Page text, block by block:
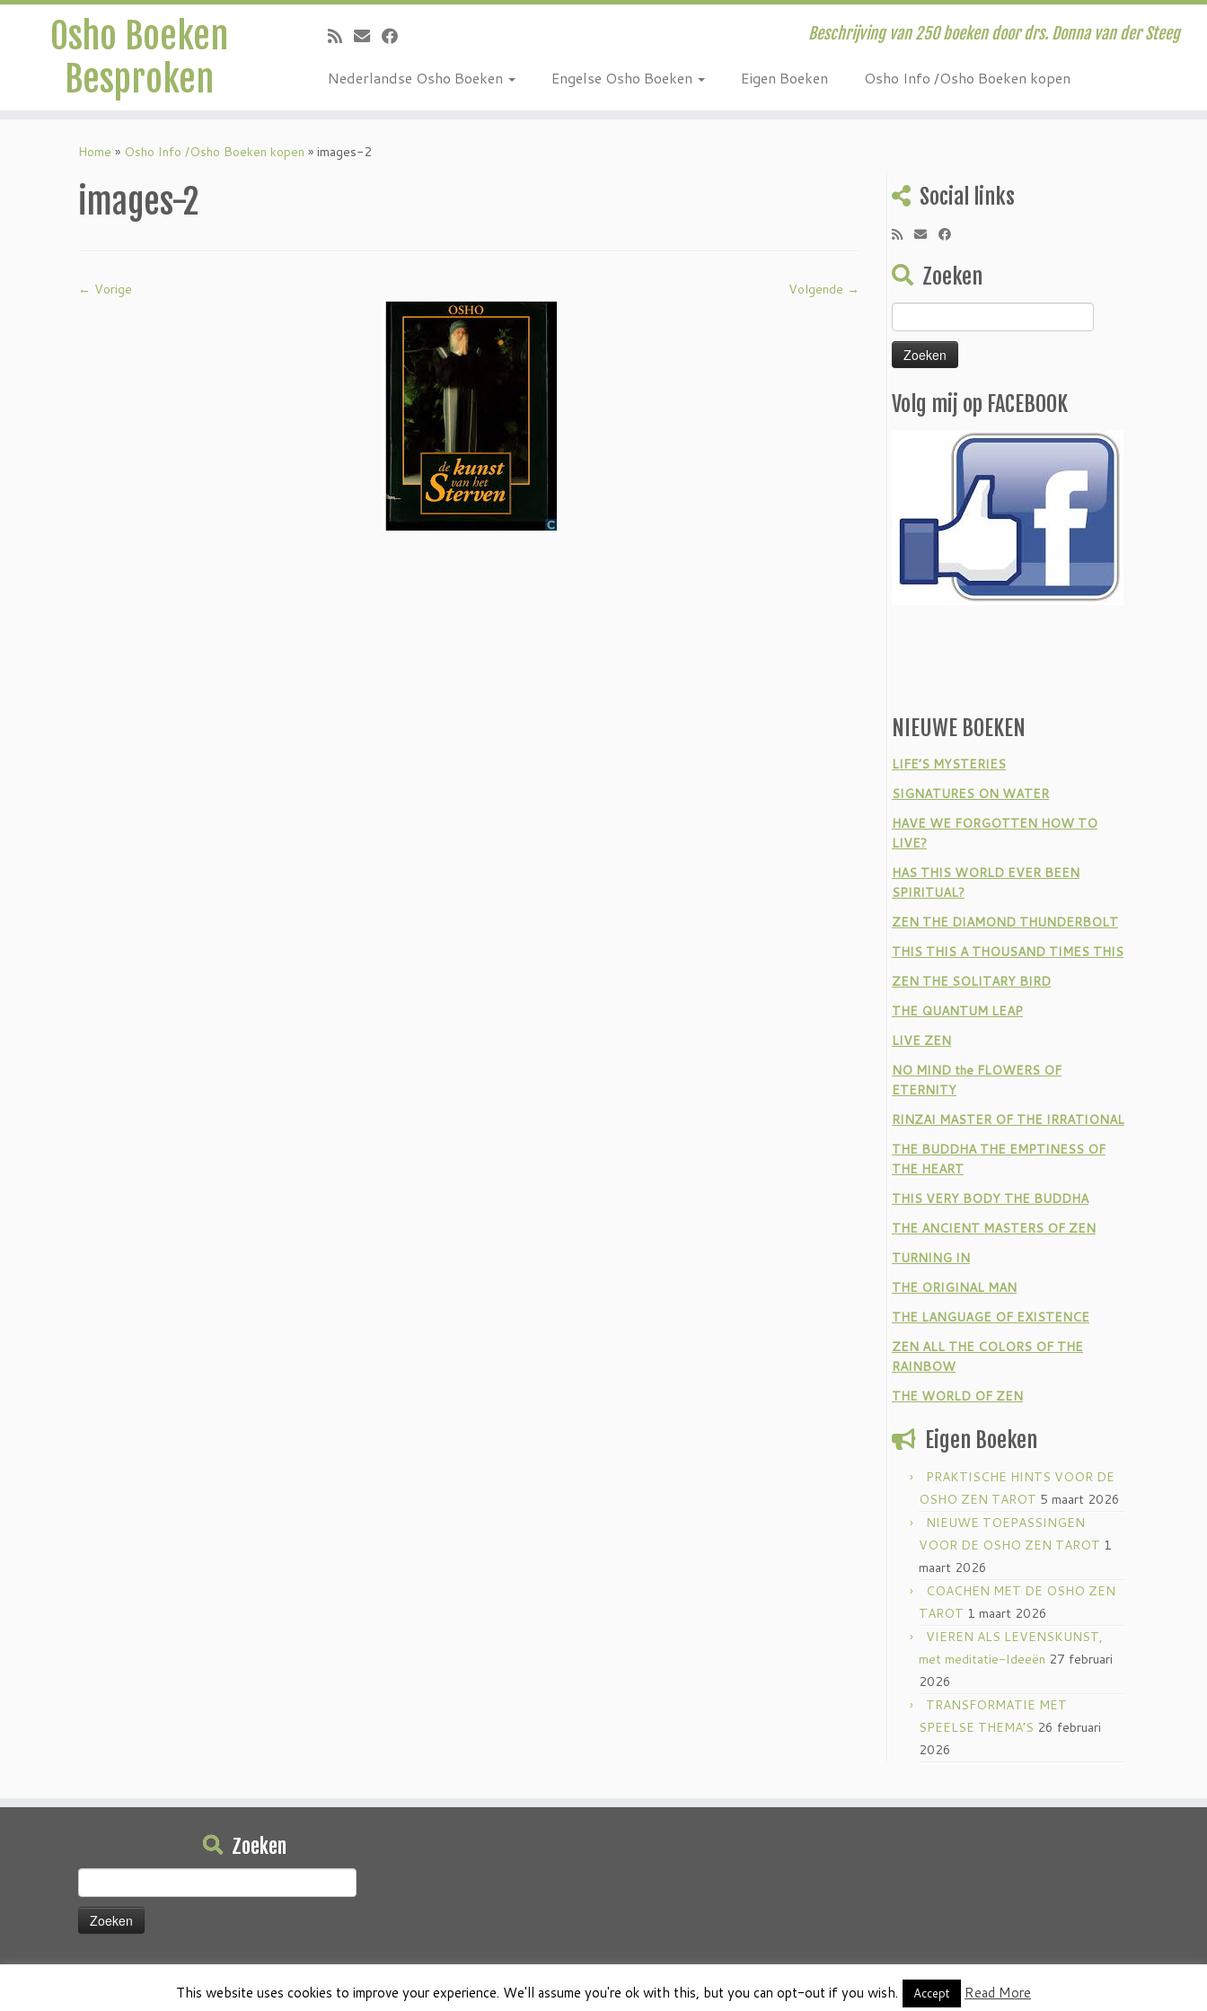
Osho Boeken
Besproken
Beschrijving van 250 boeken door drs. Donna van der Steeg
Nederlandse Osho Boeken Engelse Osho Boeken Eigen Boeken Osho Info /Osho Boeken kopen
Home » Osho Info /Osho Boeken kopen » images-2
images-2
← Vorige Volgende →
Social links
Zoeken
naar:
Volg mij op FACEBOOK
NIEUWE BOEKEN
LIFE’S MYSTERIES
SIGNATURES ON WATER
HAVE WE FORGOTTEN HOW TO
LIVE?
HAS THIS WORLD EVER BEEN
SPIRITUAL?
ZEN THE DIAMOND THUNDERBOLT
THIS THIS A THOUSAND TIMES THIS
ZEN THE SOLITARY BIRD
THE QUANTUM LEAP
LIVE ZEN
NO MIND the FLOWERS OF
ETERNITY
RINZAI MASTER OF THE IRRATIONAL
THE BUDDHA THE EMPTINESS OF
THE HEART
THIS VERY BODY THE BUDDHA
THE ANCIENT MASTERS OF ZEN
TURNING IN
THE ORIGINAL MAN
THE LANGUAGE OF EXISTENCE
ZEN ALL THE COLORS OF THE
RAINBOW
THE WORLD OF ZEN
Eigen Boeken
PRAKTISCHE HINTS VOOR DE
OSHO ZEN TAROT 5 maart 2026
NIEUWE TOEPASSINGEN
VOOR DE OSHO ZEN TAROT 1
maart 2026
COACHEN MET DE OSHO ZEN
TAROT 1 maart 2026
VIEREN ALS LEVENSKUNST,
met meditatie-Ideeën 27 februari
2026
TRANSFORMATIE MET
SPEELSE THEMA’S 26 februari
2026
Zoeken
naar:
·© 2026 Osho Boeken Besproken·Aangeboden door ·Ontworpen met deCustomizr thema ·
This website uses cookies to improve your experience. We'll assume you're ok with this, but you can opt-out if you wish. Accept Read More